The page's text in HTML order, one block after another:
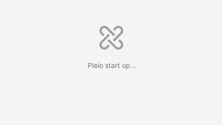
Pleio start op...